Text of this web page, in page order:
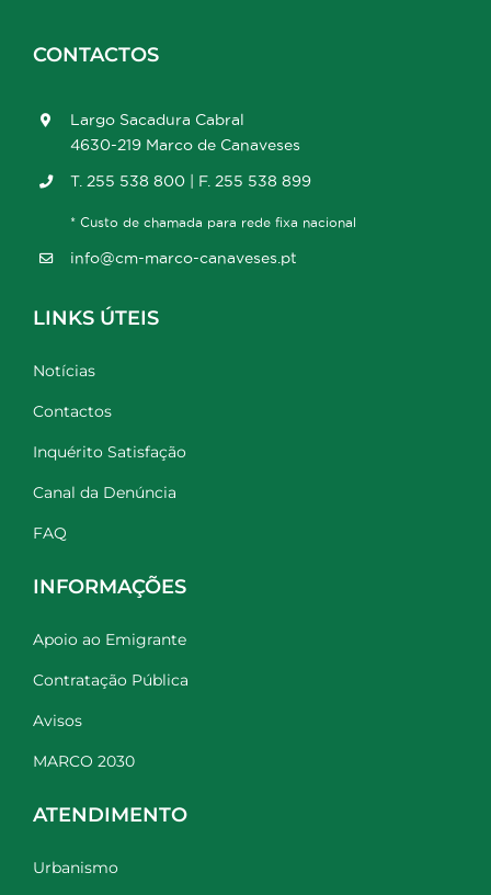
CONTACTOS
Largo Sacadura Cabral
4630-219 Marco de Canaveses
T. 255 538 800 | F. 255 538 899
* Custo de chamada para rede fixa nacional
info@cm-marco-canaveses.pt
LINKS ÚTEIS
Notícias
Contactos
Inquérito Satisfação
Canal da Denúncia
FAQ
INFORMAÇÕES
Apoio ao Emigrante
Contratação Pública
Avisos
MARCO 2030
ATENDIMENTO
Urbanismo